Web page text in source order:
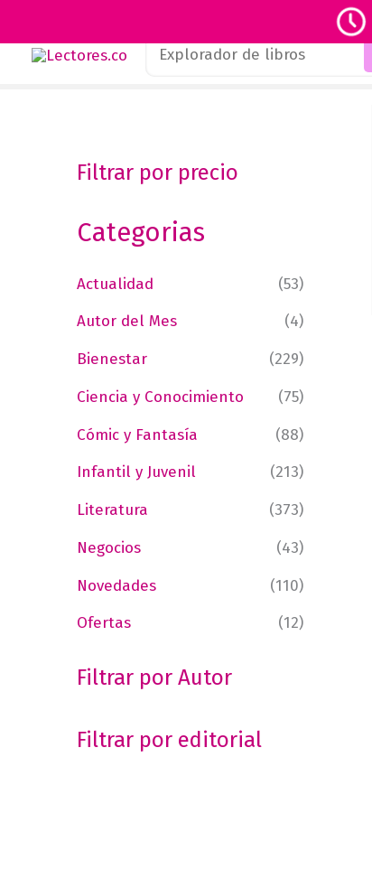
Buscar
Filtrar por precio
Categorias
Actualidad
(53)
Autor del Mes
(4)
Bienestar
(229)
Ciencia y Conocimiento
(75)
Cómic y Fantasía
(88)
Infantil y Juvenil
(213)
Literatura
(373)
Negocios
(43)
Novedades
(110)
Ofertas
(12)
Filtrar por Autor
Filtrar por editorial